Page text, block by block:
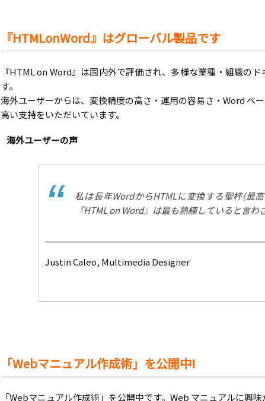
『HTMLonWord』はグローバル製品です
『HTML on Word』は国内外で評価され、多様な業種・組織の
す。
海外ユーザーからは、変換精度の高さ・運用の容易さ・Word ベ
高い支持をいただいています。
海外ユーザーの声
私は長年WordからHTMLに変換する聖杯(最
『HTML on Word』は最も熟練していると言わ
Justin Caleo, Multimedia Designer
「Webマニュアル作成術」を公開中!
「Webマニュアル作成術」を公開中です。Web マニュアルに興